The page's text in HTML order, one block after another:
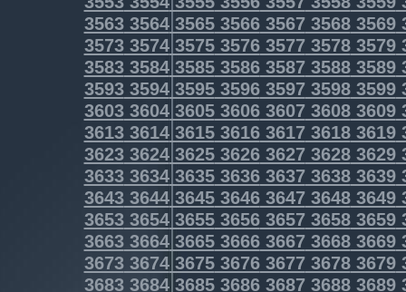
3563356435653566356735683569
3573357435753576357735783579
3583358435853586358735883589
3593359435953596359735983599
3603360436053606360736083609
3613361436153616361736183619
3623362436253626362736283629
3633363436353636363736383639
3643364436453646364736483649
3653365436553656365736583659
3663366436653666366736683669
3673367436753676367736783679
3683368436853686368736883689